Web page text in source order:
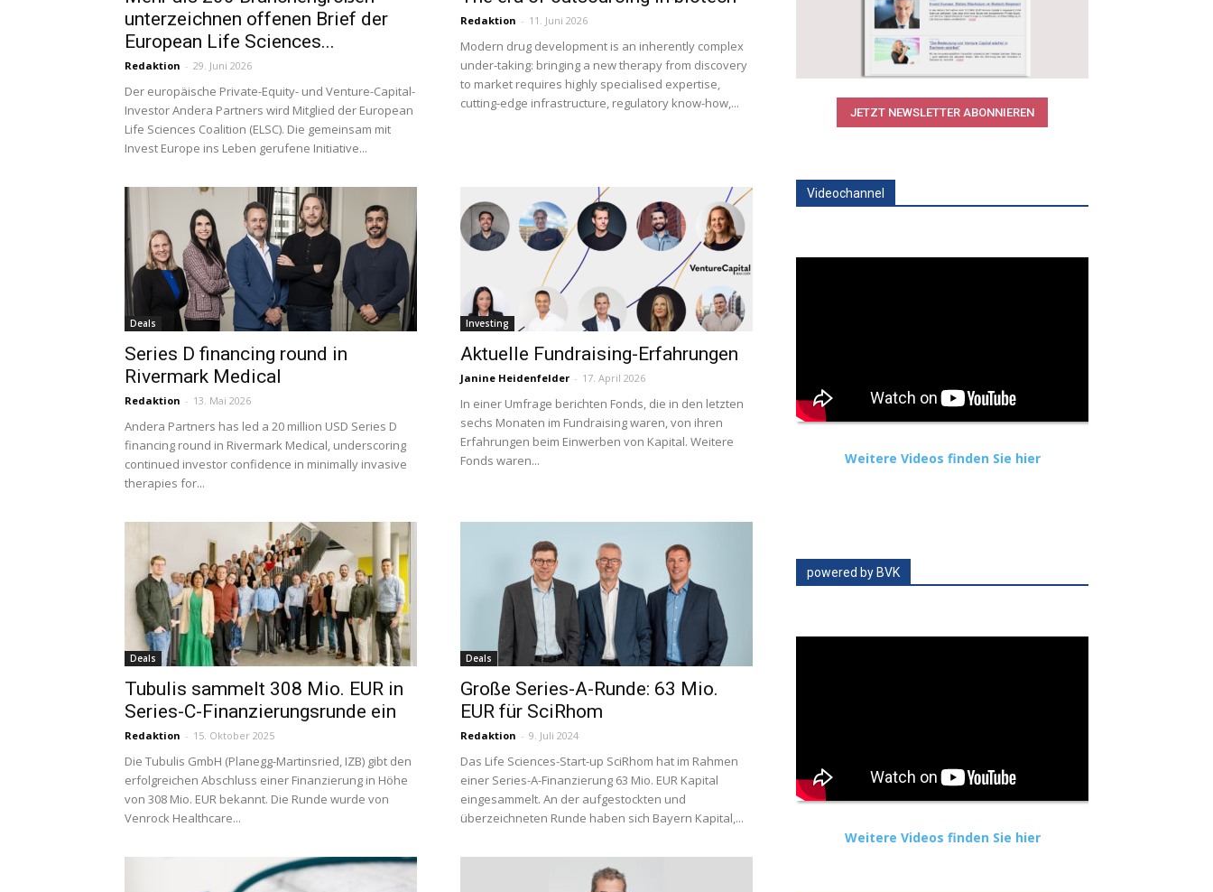
unterzeichnen offenen Brief der
European Life Sciences...
Redaktion - 29. Juni 2026
Der europäische Private-Equity- und Venture-Capital-
Investor Andera Partners wird Mitglied der European
Life Sciences Coalition (ELSC). Die gemeinsam mit
Invest Europe ins Leben gerufene Initiative...
Redaktion - 11. Juni 2026
Modern drug development is an inherently complex
under-taking: bringing a new therapy from discovery
to market requires highly specialised expertise,
cutting-edge infrastructure, regulatory know-how,...
Deals
Series D financing round in
Rivermark Medical
Redaktion - 13. Mai 2026
Andera Partners has led a 20 million USD Series D
financing round in Rivermark Medical, underscoring
continued investor confidence in minimally invasive
therapies for...
Investing
Aktuelle Fundraising-Erfahrungen
Janine Heidenfelder - 17. April 2026
In einer Umfrage berichten Fonds, die in den letzten
sechs Monaten im Fundraising waren, von ihren
Erfahrungen beim Einwerben von Kapital. Weitere
Fonds waren...
Deals
Tubulis sammelt 308 Mio. EUR in
Series-C-Finanzierungsrunde ein
Redaktion - 15. Oktober 2025
Die Tubulis GmbH (Planegg-Martinsried, IZB) gibt den
erfolgreichen Abschluss einer Finanzierung in Höhe
von 308 Mio. EUR bekannt. Die Runde wurde von
Venrock Healthcare...
Deals
Große Series-A-Runde: 63 Mio.
EUR für SciRhom
Redaktion - 9. Juli 2024
Das Life Sciences-Start-up SciRhom hat im Rahmen
einer Series-A-Finanzierung 63 Mio. EUR Kapital
eingesammelt. An der aufgestockten und
überzeichneten Runde haben sich Bayern Kapital,...
JETZT NEWSLETTER ABONNIEREN
Videochannel
Weitere Videos finden Sie hier
powered by BVK
Weitere Videos finden Sie hier